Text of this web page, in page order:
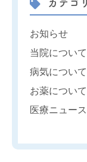
カテゴ
お知らせ
当院について
病気について
お薬について
医療ニュース